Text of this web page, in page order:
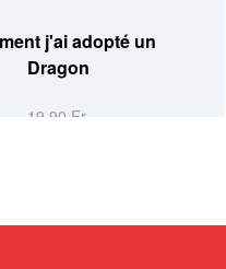
j'ai adopté un
Dragon
19,90 Fr.